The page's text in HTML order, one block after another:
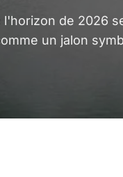
l'horizon de 2026
un jalon